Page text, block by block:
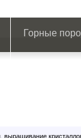
Горные